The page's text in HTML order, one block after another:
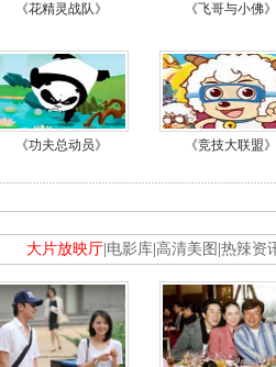
《花精灵战队》 《飞哥与小佛》
《功夫总动员》 《竞技大联盟》
大片放映厅 电影库 高清美图 热辣资